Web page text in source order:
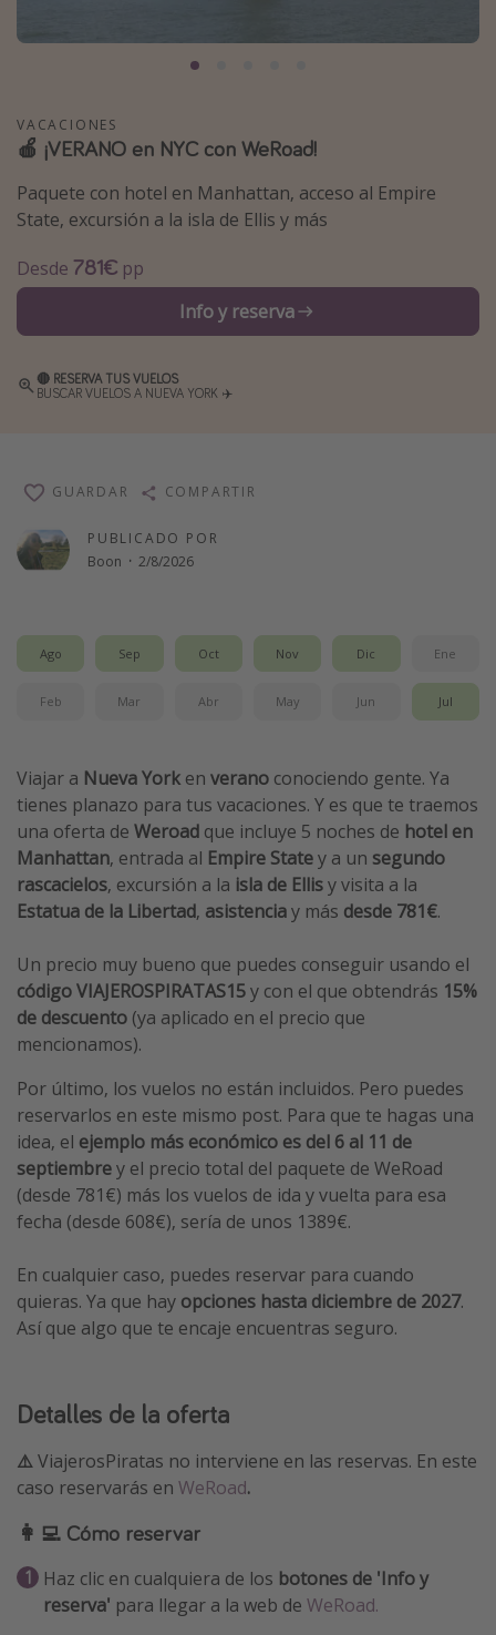
Tailandia
Albania
Inspiración para viajes
Viajes en tren
Viajes en familia
Vacaciones de Playa
Viajes para singles
Más temas
Trabajar en el extranjero
Hoteles más hot de España
Guía de equipaje de mano
Parques de atracciones
Viaja con musicales
El Rey León el musical
Harry Potter en Londres y otros destinos
Eventos deportivos
VACACIONES
🍎 ¡VERANO en NYC con WeRoad!
Paquete con hotel en Manhattan, acceso al Empire
State, excursión a la isla de Ellis y más
Desde 781€ pp
Info y reserva
🔴 RESERVA TUS VUELOS
BUSCAR VUELOS A NUEVA YORK ✈️
PUBLICADO POR
Boon · 2/8/2026
GUARDAR COMPARTIR
Ago Sep Oct Nov Dic Ene
Feb Mar Abr May Jun Jul
Viajar a Nueva York en verano conociendo gente. Ya
tienes planazo para tus vacaciones. Y es que te traemos
una oferta de Weroad que incluye 5 noches de hotel en
Manhattan, entrada al Empire Statey a un segundo
rascacielos, excursión a la isla de Ellisy visita a la
Estatua de la Libertad, asistenciay más desde 781€.
Un precio muy bueno que puedes conseguir usando el
código VIAJEROSPIRATAS15y con el que obtendrás 15%
de descuento (ya aplicado en el precio que
mencionamos).
Por último, los vuelos no están incluidos. Pero puedes
reservarlos en este mismo post. Para que te hagas una
idea, el ejemplo más económico es del 6 al 11 de
septiembrey el precio total del paquete de WeRoad
(desde 781€) más los vuelos de ida y vuelta para esa
fecha (desde 608€), sería de unos 1389€.
En cualquier caso, puedes reservar para cuando
quieras. Ya que hay opciones hasta diciembre de 2027.
Así que algo que te encaje encuentras seguro.
Detalles de la oferta
⚠️ViajerosPiratas no interviene en las reservas. En este
caso reservarás en WeRoad.
👩‍💻 Cómo reservar
Haz clic en cualquiera de los botones de 'Info y
reserva' para llegar a la web de WeRoad.